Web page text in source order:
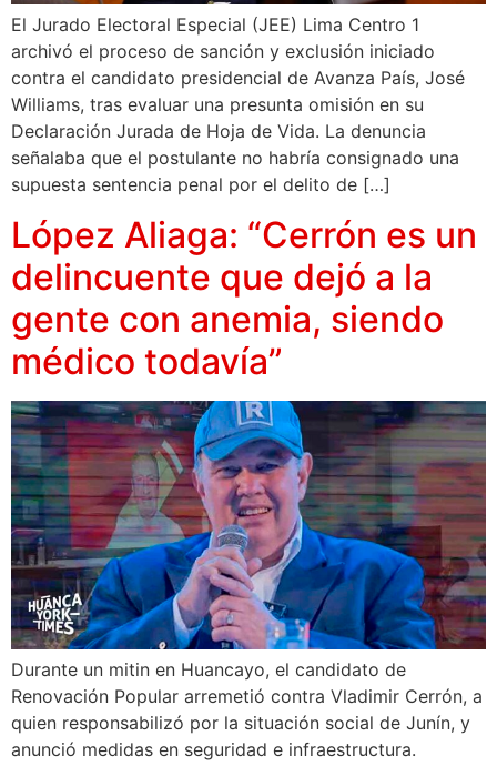
El Jurado Electoral Especial (JEE) Lima Centro 1
archivó el proceso de sanción y exclusión iniciado
contra el candidato presidencial de Avanza País, José
Williams, tras evaluar una presunta omisión en su
Declaración Jurada de Hoja de Vida. La denuncia
señalaba que el postulante no habría consignado una
supuesta sentencia penal por el delito de […]
López Aliaga: “Cerrón es un
delincuente que dejó a la
gente con anemia, siendo
médico todavía”
Durante un mitin en Huancayo, el candidato de
Renovación Popular arremetió contra Vladimir Cerrón, a
quien responsabilizó por la situación social de Junín, y
anunció medidas en seguridad e infraestructura.